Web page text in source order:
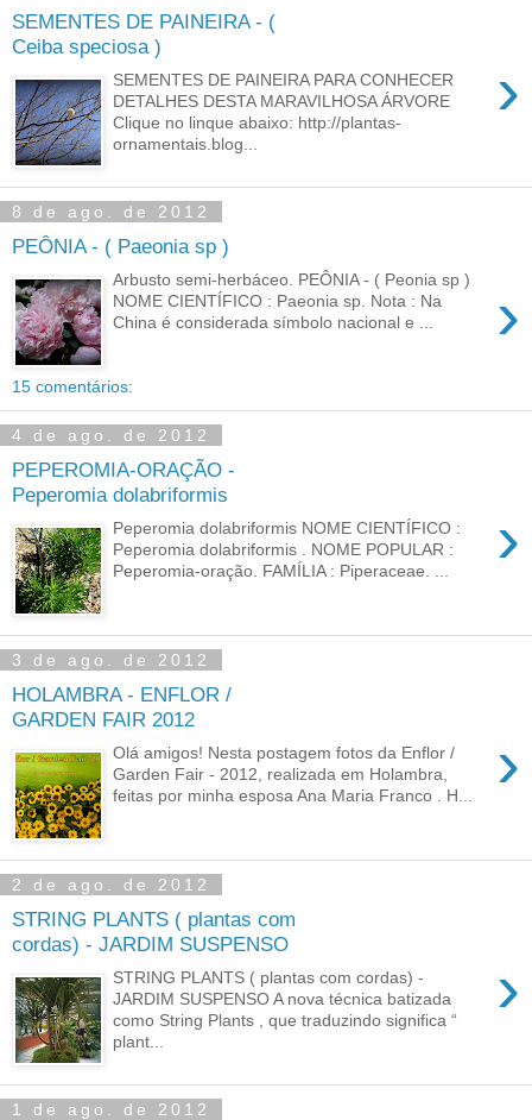
SEMENTES DE PAINEIRA - (
Ceiba speciosa )
›
SEMENTES DE PAINEIRA PARA CONHECER
DETALHES DESTA MARAVILHOSA ÁRVORE
Clique no linque abaixo: http://plantas-
ornamentais.blog...
8 de ago. de 2012
PEÔNIA - ( Paeonia sp )
›
Arbusto semi-herbáceo. PEÔNIA - ( Peonia sp )
NOME CIENTÍFICO : Paeonia sp. Nota : Na
China é considerada símbolo nacional e ...
15 comentários:
4 de ago. de 2012
PEPEROMIA-ORAÇÃO -
Peperomia dolabriformis
›
Peperomia dolabriformis NOME CIENTÍFICO :
Peperomia dolabriformis . NOME POPULAR :
Peperomia-oração. FAMÍLIA : Piperaceae. ...
3 de ago. de 2012
HOLAMBRA - ENFLOR /
GARDEN FAIR 2012
›
Olá amigos! Nesta postagem fotos da Enflor /
Garden Fair - 2012, realizada em Holambra,
feitas por minha esposa Ana Maria Franco . H...
2 de ago. de 2012
STRING PLANTS ( plantas com
cordas) - JARDIM SUSPENSO
›
STRING PLANTS ( plantas com cordas) -
JARDIM SUSPENSO A nova técnica batizada
como String Plants , que traduzindo significa “
plant...
1 de ago. de 2012